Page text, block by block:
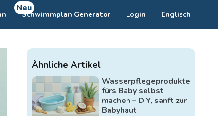
Neu
Schwimmplan Generator Login Englisch
Ähnliche Artikel
Wasserpflegeprodukte
fürs Baby selbst
machen – DIY, sanft zur
Babyhaut